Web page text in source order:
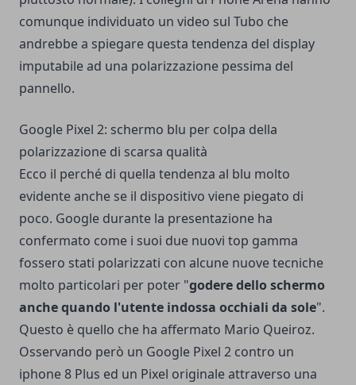
comunque individuato un video sul Tubo che
andrebbe a spiegare questa tendenza del display
imputabile ad una polarizzazione pessima del
pannello.
Google Pixel 2: schermo blu per colpa della
polarizzazione di scarsa qualità
Ecco il perché di quella tendenza al blu molto
evidente anche se il dispositivo viene piegato di
poco. Google durante la presentazione ha
confermato come i suoi due nuovi top gamma
fossero stati polarizzati con alcune nuove tecniche
molto particolari per poter "godere dello schermo
anche quando l'utente indossa occhiali da sole".
Questo è quello che ha affermato Mario Queiroz.
Osservando però un Google Pixel 2 contro un
iphone 8 Plus ed un Pixel originale attraverso una